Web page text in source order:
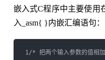
嵌入式C程序中主要使用
入_asm{ }内嵌汇编语句：
1/* 把两个输入参数的值相